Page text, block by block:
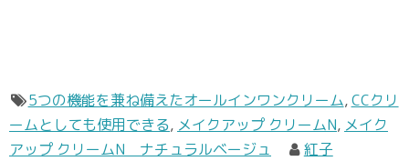
5つの機能を兼ね備えたオールインワンクリーム,CCクリ
ームとしても使用できる, メイクアップ クリームN, メイク
アップ クリームN ナチュラルベージュ
紅子